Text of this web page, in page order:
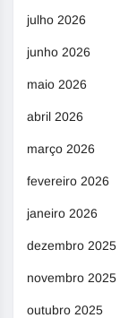
julho 2026
junho 2026
maio 2026
abril 2026
março 2026
fevereiro 2026
janeiro 2026
dezembro 2025
novembro 2025
outubro 2025